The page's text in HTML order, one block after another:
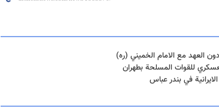
العهد مع الامام الخميني (ره)
في بندر عباس